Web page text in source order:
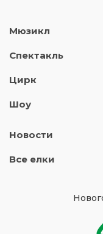
Мюзикл
Спектакль
Цирк
Шоу
Новости
Все елки